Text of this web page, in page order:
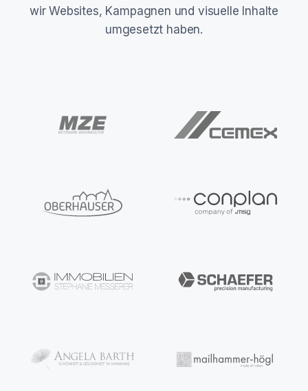
wir Websites, Kampagnen und visuelle Inhalte
umgesetzt haben.